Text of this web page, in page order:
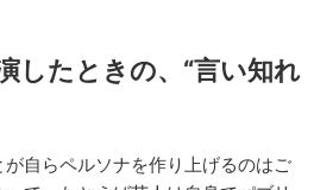
したときの、“言い知れ
自らペルソナを作り上げるのはご